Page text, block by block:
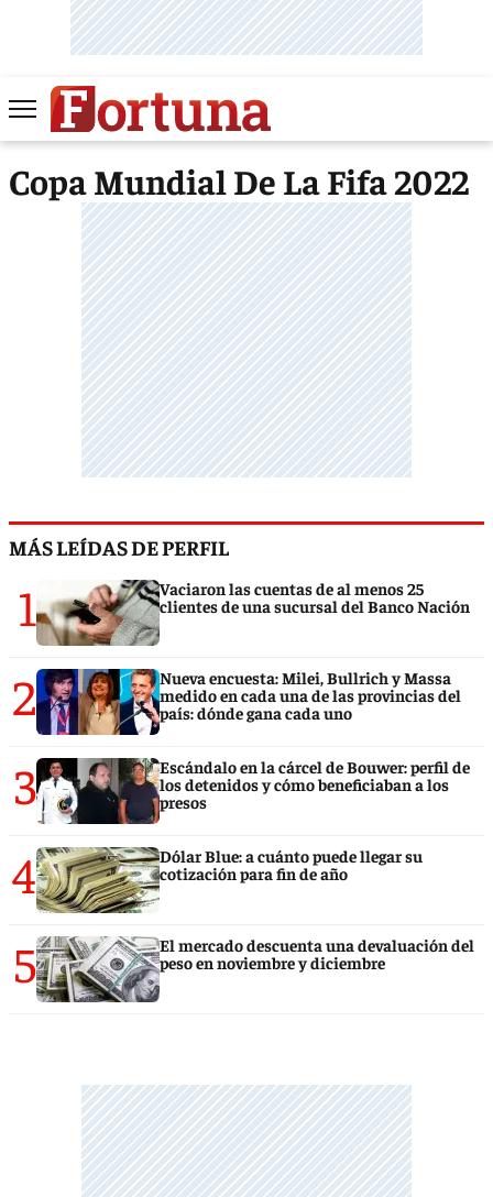
Copa Mundial De La Fifa 2022
MÁS LEÍDAS DE PERFIL
1
Vaciaron las cuentas de al menos 25
clientes de una sucursal del Banco Nación
2
Nueva encuesta: Milei, Bullrich y Massa
medido en cada una de las provincias del
país: dónde gana cada uno
3
Escándalo en la cárcel de Bouwer: perfil de
los detenidos y cómo beneficiaban a los
presos
4
Dólar Blue: a cuánto puede llegar su
cotización para fin de año
5
El mercado descuenta una devaluación del
peso en noviembre y diciembre